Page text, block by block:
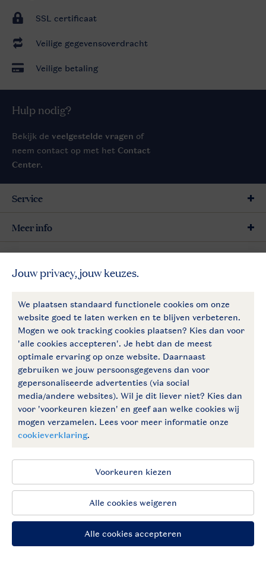
SSL certificaat
Veilige gegevensoverdracht
Veilige betaling
Hulp nodig?
Bekijk de veelgestelde vragen of
neem contact op met het Contact
Center.
Follow Us
facebookinstagram
Blijf op de hoogte
Service
Meer info
Meer Landal
Toegankelijkheid © 2026 Landal